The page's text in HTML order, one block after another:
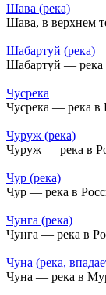
Шава (река)
Шава, в верхнем
Шабартуй (река)
Шабартуй — река
Чусрека
Чусрека — река в
Чуруж (река)
Чуруж — река в
Чур (река)
Чур — река в
Чунга (река)
Чунга — река в
Чуна (река,
Чуна — река в